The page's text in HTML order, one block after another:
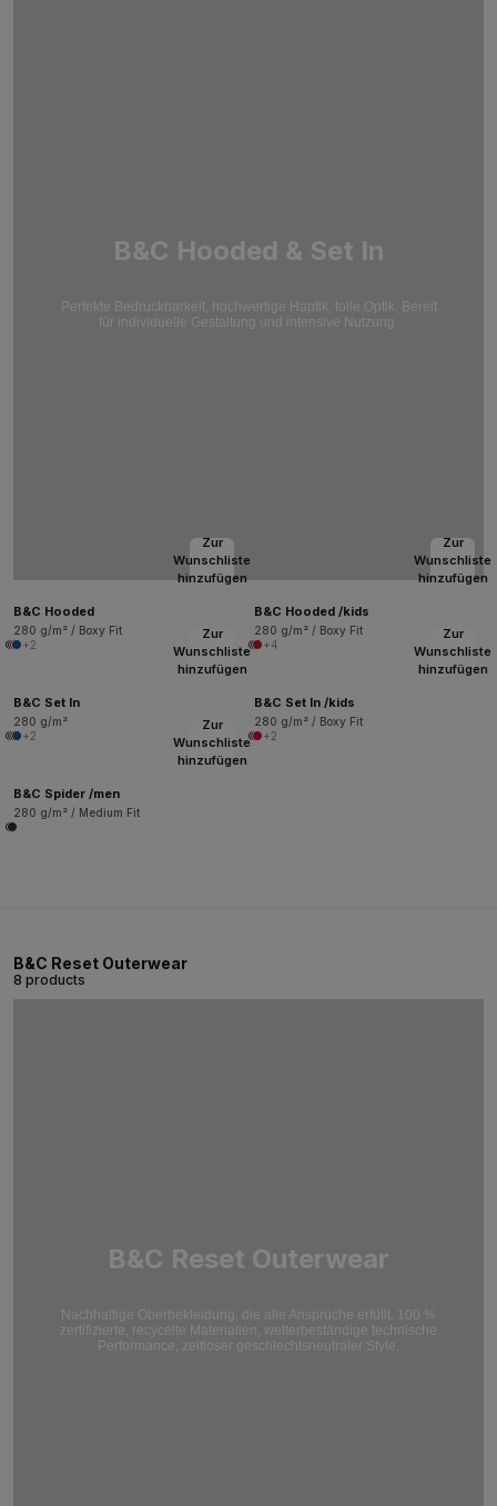
B&C Hooded & Set In
Perfekte Bedruckbarkeit, hochwertige Haptik, tolle Optik. Bereit
für individuelle Gestaltung und intensive Nutzung.
Zur
Wunschliste
hinzufügen
B&C Hooded
280 g/m² / Boxy Fit
+2
Zur
Wunschliste
hinzufügen
B&C Hooded /kids
280 g/m² / Boxy Fit
+4
Zur
Wunschliste
hinzufügen
B&C Set In
280 g/m²
+2
Zur
Wunschliste
hinzufügen
B&C Set In /kids
280 g/m² / Boxy Fit
+2
Zur
Wunschliste
hinzufügen
B&C Spider /men
280 g/m² / Medium Fit
B&C Reset Outerwear
8 products
B&C Reset Outerwear
Nachhaltige Oberbekleidung, die alle Ansprüche erfüllt. 100 %
zertifizierte, recycelte Materialien, wetterbeständige technische
Performance, zeitloser geschlechtsneutraler Style.